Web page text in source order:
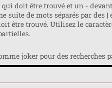
doit être trouvé et un -
suite de mots séparés par des |
être trouvé. Utilisez le
joker pour des recherches